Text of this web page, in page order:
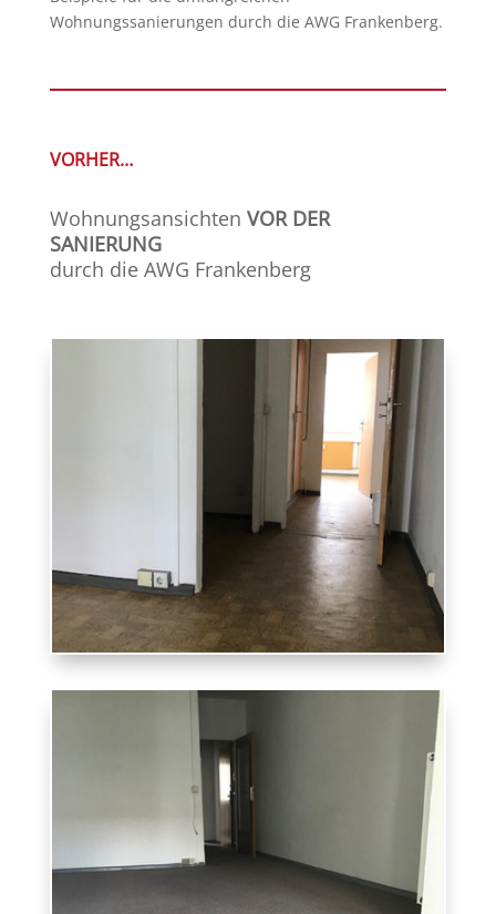
Wohnungssanierungen durch die AWG Frankenberg.
VORHER…
Wohnungsansichten VOR DER
SANIERUNG
durch die AWG Frankenberg